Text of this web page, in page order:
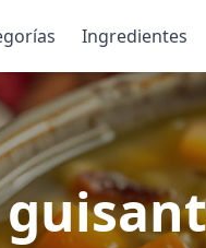
Ingredientes